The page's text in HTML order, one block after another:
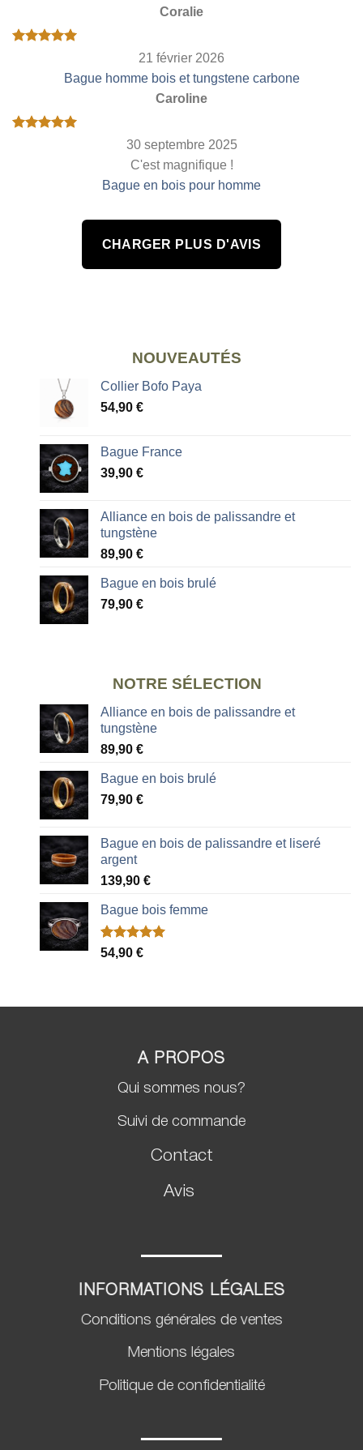
Coralie
21 février 2026
Bague homme bois et tungstene carbone
Caroline
30 septembre 2025
C'est magnifique !
Bague en bois pour homme
CHARGER PLUS D'AVIS
NOUVEAUTÉS
Collier Bofo Paya
54,90 €
Bague France
39,90 €
Alliance en bois de palissandre et
tungstène
89,90 €
Bague en bois brulé
79,90 €
NOTRE SÉLECTION
Alliance en bois de palissandre et
tungstène
89,90 €
Bague en bois brulé
79,90 €
Bague en bois de palissandre et liseré
argent
139,90 €
Bague bois femme
Noté5.00
2
54,90 €
A PROPOS
Qui sommes nous?
Suivi de commande
Contact
Avis
INFORMATIONS LÉGALES
Conditions générales de ventes
Mentions légales
Politique de confidentialité